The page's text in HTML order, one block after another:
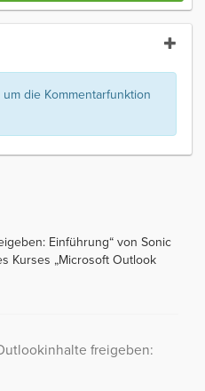
die Kommentarfunktion
Einführung“ von Sonic
Kurses „Microsoft Outlook
freigeben: